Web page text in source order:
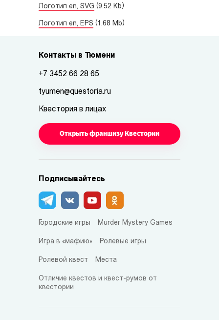
Логотип en, SVG (9.52 Kb)
Логотип en, EPS (1.68 Mb)
Контакты в Тюмени
+7 3452 66 28 65
tyumen@questoria.ru
Квестория в лицах
Открыть франшизу Квестории
Подписывайтесь
Городские игры Murder Mystery Games
Игра в «мафию» Ролевые игры
Ролевой квест Места
Отличие квестов и квест-румов от
квестории